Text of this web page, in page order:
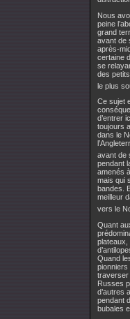
Nous
peine
grand
avant de
après-
certaine
se
des
le plus
Ce sujet
d’entrer
toujours
dans le
avant de
pendant
amenés
mais qui
bandes.
meilleur
vers le
Quant
plateaux,
Quand
pionniers
traverser
Russes
d’autres
pendant
bubales